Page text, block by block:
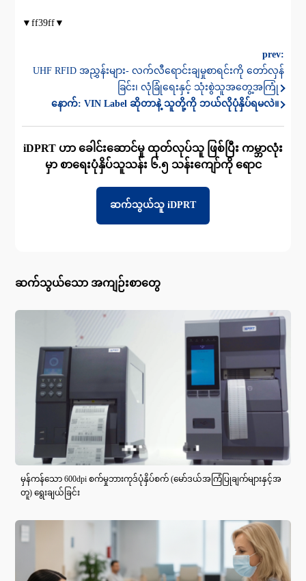
▼ff39ff▼
prev:
UHF RFID အညွှန်းများ- လက်လီရောင်းချမှုစာရင်းကို တော်လှန်
ခြင်း၊ လုံခြုံရေးနှင့် သုံးစွဲသူအတွေ့အကြုံ
နောက်: VIN Label ဆိုတာနဲ့ သူတို့ကို ဘယ်လိုပုံနှိပ်ရမလဲ။
iDPRT ဟာ ခေါင်းဆောင်မှု ထုတ်လုပ်သူ ဖြစ်ပြီး ကမ္ဘာလုံး
မှာ စာရေးပုံနှိပ်သူသန်း ၆.၅ သန်းကျော်ကို ရောင
ဆက်သွယ်သူ iDPRT
ဆက်သွယ်သော အကျဉ်းစာတွေ
မှန်ကန်သော 600dpi စက်မှုဘားကုဒ်ပုံနှိပ်စက် (မော်ဒယ်အကြံပြုချက်များနှင့်အ
တူ) ရွေးချယ်ခြင်း